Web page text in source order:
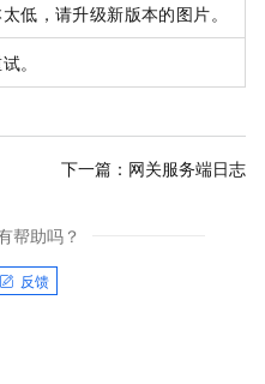
低，请升级新版本的图片。
。
下一篇： 网关服务端日志
帮助吗？
反馈